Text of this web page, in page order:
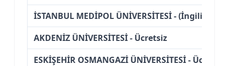
İSTANBUL MEDİPOL ÜNİVERSİTESİ - (İngilizce)
AKDENİZ ÜNİVERSİTESİ - Ücretsiz
ESKİŞEHİR OSMANGAZİ ÜNİVERSİTESİ - Ücretsiz